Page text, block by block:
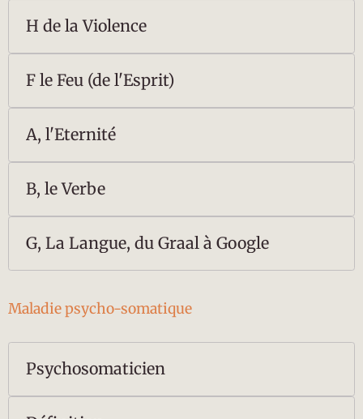
H de la Violence
F le Feu (de l'Esprit)
A, l'Eternité
B, le Verbe
G, La Langue, du Graal à Google
Maladie psycho-somatique
Psychosomaticien